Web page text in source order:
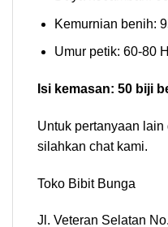
Kemurnian benih:
Umur petik: 60-80
Isi kemasan: 50 biji
Untuk pertanyaan
silahkan chat kami.
Toko Bibit Bunga
Jl. Veteran Selatan